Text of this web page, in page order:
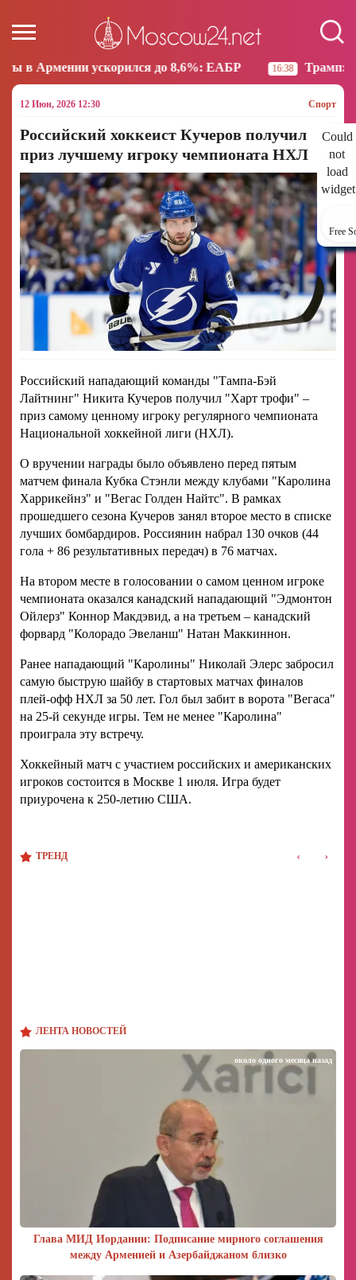
до 8,6%: ЕАБР 16:38 Трамп: США больше не
ЛЕНТА НОВОСТЕЙ
Глава МИД Иордании: Подписание мирного соглашения
между Арменией и Азербайджаном близко
около одного месяца назад
12 Июн, 2026 12:30 Спорт
Could
not
load
Free
Российский хоккеист Кучеров получил
приз лучшему игроку чемпионата НХЛ
Российский нападающий команды "Тампа-Бэй
Лайтнинг" Никита Кучеров получил "Харт трофи" –
приз самому ценному игроку регулярного чемпионата
Национальной хоккейной лиги (НХЛ).
О вручении награды было объявлено перед пятым
матчем финала Кубка Стэнли между клубами "Каролина
Харрикейнз" и "Вегас Голден Найтс". В рамках
прошедшего сезона Кучеров занял второе место в списке
лучших бомбардиров. Россиянин набрал 130 очков (44
гола + 86 результативных передач) в 76 матчах.
На втором месте в голосовании о самом ценном игроке
чемпионата оказался канадский нападающий "Эдмонтон
Ойлерз" Коннор Макдэвид, а на третьем – канадский
форвард "Колорадо Эвеланш" Натан Маккиннон.
Ранее нападающий "Каролины" Николай Элерс забросил
самую быструю шайбу в стартовых матчах финалов
плей-офф НХЛ за 50 лет. Гол был забит в ворота "Вегаса"
на 25-й секунде игры. Тем не менее "Каролина"
проиграла эту встречу.
Хоккейный матч с участием российских и американских
игроков состоится в Москве 1 июля. Игра будет
приурочена к 250-летию США.
ТРЕНД ‹ ›